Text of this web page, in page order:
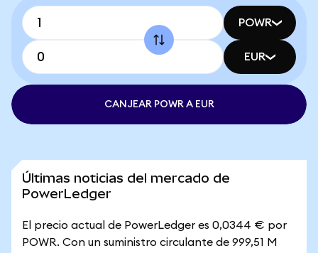
POWR
EUR
CANJEAR POWR A EUR
Últimas noticias del mercado de
PowerLedger
El precio actual de PowerLedger es 0,0344 € por
POWR. Con un suministro circulante de 999,51 M